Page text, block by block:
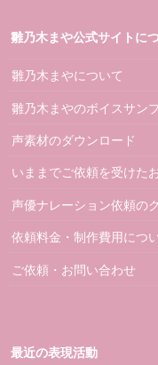
雛乃木まや公式サイトに
雛乃木まやについて
雛乃木まやのボイスサン
声素材のダウンロード
いままでご依頼を受けた
声優ナレーション依頼の
依頼料金・制作費用につ
ご依頼・お問い合わせ
最近の表現活動